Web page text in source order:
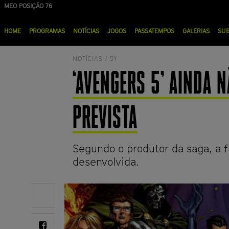
Passar
MEO POSIÇÃO 76
NOS POSIÇÃO 90
principal
HOME PROGRAMAS NOTÍCIAS JOGOS PASSATEMPOS GALERIAS
NOTÍCIAS / 5Y
‘AVENGERS 5’ AINDA
PREVISTA
Segundo o produtor da saga,
desenvolvida.
Share
Twitter
Share